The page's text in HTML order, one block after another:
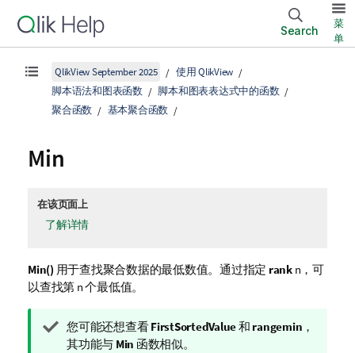
Search
菜
单
QlikView September 2025
使用 QlikView
脚本语法和图表函数
脚本和图表表达式中的函数
聚合函数
基本聚合函数
Min
在该页面上
了解详情
Min() 用于查找聚合数据的最低数值。通过指定 rank n ，可
以查找第 n 个最低值。
提
示
您可能还想查看FirstSortedValue和 rangemin ，
其功能与 Min 函数相似。